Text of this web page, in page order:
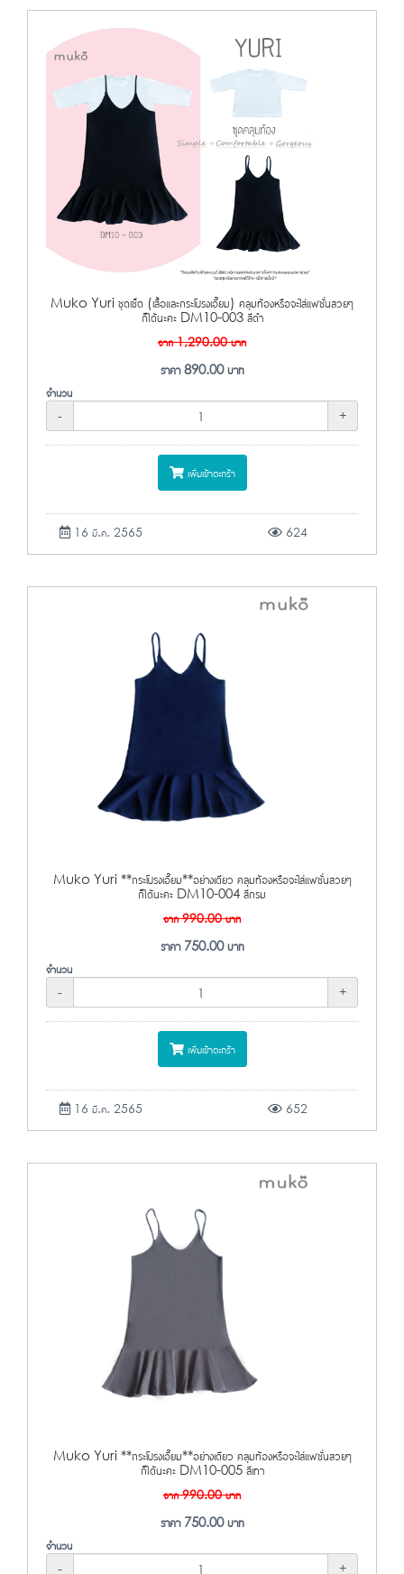
Muko Yuri ชุดเซ็ต (เสื้อและกระโปรงเอี๊ยม) คลุมท้องหรือจะใส่แฟชั่นสวยๆ
ก็ได้นะคะ DM10-003 สีดำ
จาก1,290.00บาท
ราคา890.00บาท
จำนวน
-
+
เพิ่มเข้าตะกร้า
16 มี.ค. 2565 624
Muko Yuri **กระโปรงเอี๊ยม**อย่างเดียว คลุมท้องหรือจะใส่แฟชั่นสวยๆ
ก็ได้นะคะ DM10-004 สีกรม
จาก990.00บาท
ราคา 750.00บาท
จำนวน
-
+
เพิ่มเข้าตะกร้า
16 มี.ค. 2565 652
Muko Yuri **กระโปรงเอี๊ยม**อย่างเดียว คลุมท้องหรือจะใส่แฟชั่นสวยๆ
ก็ได้นะคะ DM10-005 สีเทา
จาก990.00บาท
ราคา 750.00บาท
จำนวน
-
+